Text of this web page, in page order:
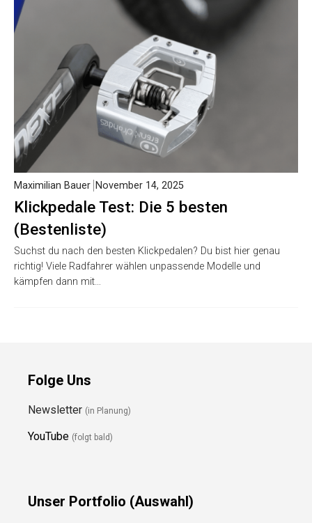
Klickpedale Test: Die 5 besten
(Bestenliste)
Maximilian Bauer November 14, 2025
Suchst du nach den besten Klickpedalen? Du bist hier genau
richtig! Viele Radfahrer wählen unpassende Modelle und
kämpfen dann mit…
Folge Uns
Newsletter (in Planung)
YouTube (folgt bald)
Unser Portfolio (Auswahl)